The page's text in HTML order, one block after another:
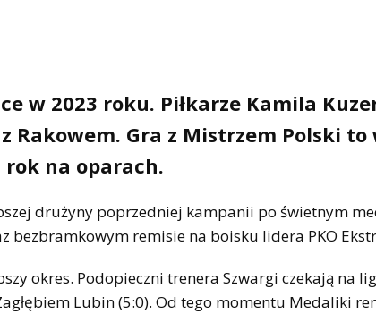
w 2023 roku. Piłkarze Kamila
Rakowem. Gra z Mistrzem Polski
na oparach.
drużyny poprzedniej kampanii po świetnym
remisie na boisku lidera PKO
okres. Podopieczni trenera Szwargi czekają na
Lubin (5:0). Od tego momentu Medaliki